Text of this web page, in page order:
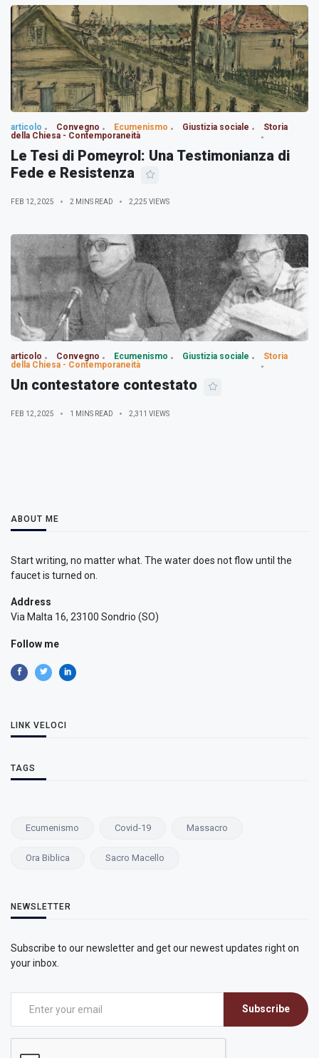
articolo Convegno Ecumenismo Giustizia sociale
Storia
della Chiesa - Contemporaneità
Le Tesi di Pomeyrol: Una Testimonianza di
Fede e Resistenza
FEB 12, 2025 2 MINS READ 2,225 VIEWS
articolo Convegno Ecumenismo Giustizia sociale
Storia
della Chiesa - Contemporaneità
Un contestatore contestato
FEB 12, 2025 1 MINS READ 2,311 VIEWS
ABOUT ME
Start writing, no matter what. The water does not flow until the
faucet is turned on.
Address
Via Malta 16, 23100 Sondrio (SO)
Follow me
LINK VELOCI
TAGS
Ecumenismo Covid-19 Massacro
Ora Biblica Sacro Macello
NEWSLETTER
Subscribe to our newsletter and get our newest updates right on
your inbox.
Subscribe